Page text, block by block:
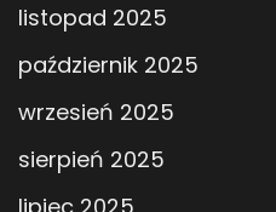
listopad 2025
październik 2025
wrzesień 2025
sierpień 2025